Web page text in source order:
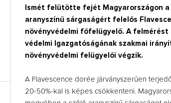
Ismét felütötte fejét Magyarországon a
aranyszínű sárgaságért felelős
növényvédelmi főfelügyelő. A felmérést
védelmi Igazgatóságának szakmai
növényvédelmi felügyelői végzik.
A Flavescence dorée járványszerűen
20-50%-kal is képes csökkenteni.